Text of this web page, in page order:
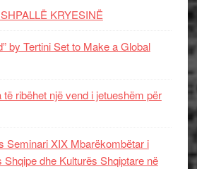
KRYESINË
by Tertini Set to Make a Global
ribëhet një vend i jetueshëm për
Seminari XIX Mbarëkombëtar i
dhe Kulturës Shqiptare në